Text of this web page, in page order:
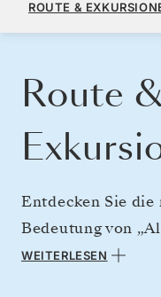
ROUTE &
Route &
Entdecken Sie
Bedeutung von
Energie von
WEITERLESEN